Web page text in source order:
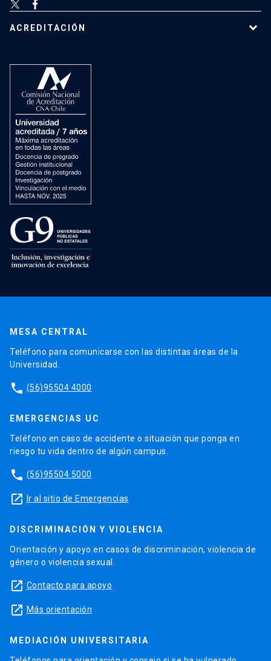
ACREDITACIÓN
MESA CENTRAL
Teléfono para comunicarse con las distintas áreas de la
Universidad.
phone (56)95504 4000
EMERGENCIAS UC
Teléfono en caso de accidente o situación que ponga en
riesgo tu vida dentro de algún campus.
phone (56)95504 5000
launch Ir al sitio de Emergencias
DISCRIMINACIÓN Y VIOLENCIA
Orientación y apoyo en casos de discriminación, violencia de
género o violencia sexual.
launch Contacto para apoyo
launch Más orientación
MEDIACIÓN UNIVERSITARIA